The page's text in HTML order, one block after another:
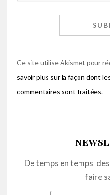
Ce site utilise Akismet pour
savoir plus sur la façon dont
commentaires sont traitées.
De temps en temps,
faire